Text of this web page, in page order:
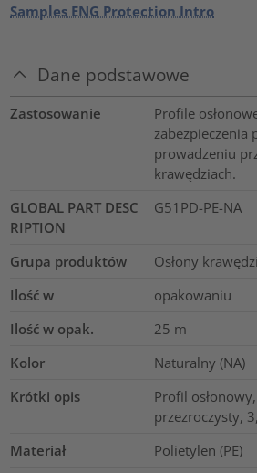
Samples ENG Protection Intro
Dane podstawowe
Zastosowanie
Profile
zabezpieczenia
prowadzeniu
krawędziach.
GLOBAL PART DESC
RIPTION
G51PD-PE-NA
Grupa produktów
Osłony
Ilość w
opakowaniu
Ilość w opak.
25 m
Kolor
Naturalny (NA)
Krótki opis
Profil
przezroczysty,
Materiał
Polietylen (PE)